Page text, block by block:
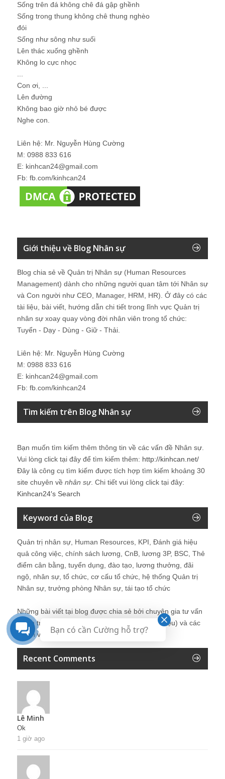
Sống trên đá không chê đá gập ghềnh
Sống trong thung không chê thung nghèo
đói
Sống như sông như suối
Lên thác xuống ghềnh
Không lo cực nhọc
...
Con ơi, ...
Lên đường
Không bao giờ nhỏ bé được
Nghe con.
Liên hệ: Mr. Nguyễn Hùng Cường
M: 0988 833 616
E: kinhcan24@gmail.com
Fb: fb.com/kinhcan24
Giới thiệu về Blog Nhân sự
Blog chia sẻ về Quản trị Nhân sự (Human Resources
Management) dành cho những người quan tâm tới Nhân sự
và Con người như CEO, Manager, HRM, HR). Ở đây có các
tài liệu, bài viết, hướng dẫn chi tiết trong lĩnh vực Quản trị
nhân sự xoay quay vòng đời nhân viên trong tổ chức:
Tuyển - Dạy - Dùng - Giữ - Thải.
Liên hệ: Mr. Nguyễn Hùng Cường
M: 0988 833 616
E: kinhcan24@gmail.com
Fb: fb.com/kinhcan24
Tìm kiếm trên Blog Nhân sự
Bạn muốn tìm kiếm thêm thông tin về các vấn đề Nhân sự.
Vui lòng click tại đây để tìm kiếm thêm: http://kinhcan.net/
Đây là công cụ tìm kiếm được tích hợp tìm kiếm khoảng 30
site chuyên về nhân sự. Chi tiết vui lòng click tại đây:
Kinhcan24′s Search
Keyword của Blog
Quản trị nhân sự, Human Resources, KPI, Đánh giá hiệu
quả công việc, chính sách lương, CnB, lương 3P, BSC, Thẻ
điểm cân bằng, tuyển dụng, đào tạo, lương thưởng, đãi
ngộ, nhân sự, tổ chức, cơ cấu tổ chức, hệ thống Quản trị
Nhân sự, trưởng phòng Nhân sự, tái tạo tổ chức
Những bài viết tại blog được chia sẻ bởi chuyên gia tư vấn
Quản trị Nhân sự Nguyễn Hùng Cường (
giới thiệu) và các
thành viên khác trong cộng đồng Nhân sự.
Recent Comments
Lê Minh
Ok
1 giờ ago
Bạn có cần Cường hỗ trợ?